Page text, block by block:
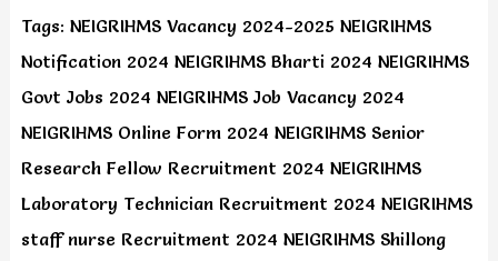
Tags: NEIGRIHMS Vacancy 2024-2025 NEIGRIHMS
Notification 2024 NEIGRIHMS Bharti 2024 NEIGRIHMS
Govt Jobs 2024 NEIGRIHMS Job Vacancy 2024
NEIGRIHMS Online Form 2024 NEIGRIHMS Senior
Research Fellow Recruitment 2024 NEIGRIHMS
Laboratory Technician Recruitment 2024 NEIGRIHMS
staff nurse Recruitment 2024 NEIGRIHMS Shillong